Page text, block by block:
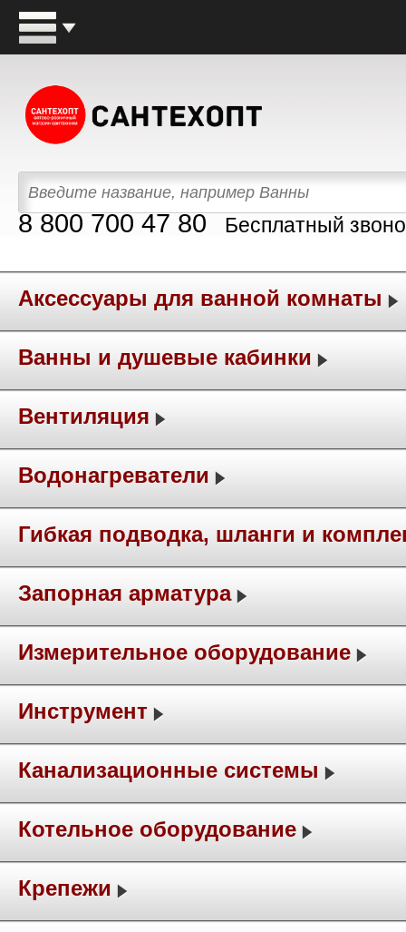
8 800 700 47 80 Бесплатный
Аксессуары для ванной комнаты
Ванны и душевые кабинки
Вентиляция
Водонагреватели
Гибкая подводка, шланги и
Запорная арматура
Измерительное оборудование
Инструмент
Канализационные системы
Котельное оборудование
Крепежи